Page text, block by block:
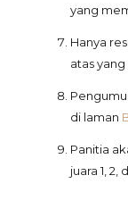
yang
Hanya
atas
di laman
Panitia
juara 1, 2,